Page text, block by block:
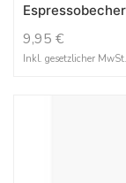
9,95 €
Inkl. gesetzlicher